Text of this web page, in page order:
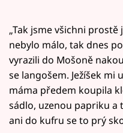
„Tak jsme všichni
nebylo málo, tak dnes
vyrazili do Mošoně
se langošem. Ježíšek mi
máma předem koupila
sádlo, uzenou papriku a
ani do kufru se to prý